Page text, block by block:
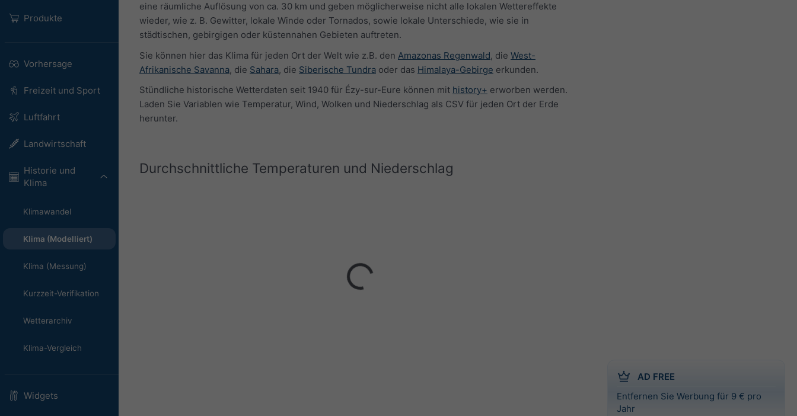
Produkte
Vorhersage
Freizeit und Sport
Luftfahrt
Landwirtschaft
Historie und
Klima
Klimawandel
Klima (Modelliert)
Klima (Messung)
Kurzzeit-Verifikation
Wetterarchiv
Klima-Vergleich
Widgets
AD FREE
Entfernen Sie Werbung für 9 € pro
Jahr
eine räumliche Auflösung von ca. 30 km und geben möglicherweise nicht alle lokalen Wettereffekte
wieder, wie z. B. Gewitter, lokale Winde oder Tornados, sowie lokale Unterschiede, wie sie in
städtischen, gebirgigen oder küstennahen Gebieten auftreten.
Sie können hier das Klima für jeden Ort der Welt wie z.B. den Amazonas Regenwald, die West-
Afrikanische Savanna, die Sahara, die Siberische Tundra oder das Himalaya-Gebirge erkunden.
Stündliche historische Wetterdaten seit 1940 für Ézy-sur-Eure können mit history+ erworben werden.
Laden Sie Variablen wie Temperatur, Wind, Wolken und Niederschlag als CSV für jeden Ort der Erde
herunter.
Durchschnittliche Temperaturen und Niederschlag